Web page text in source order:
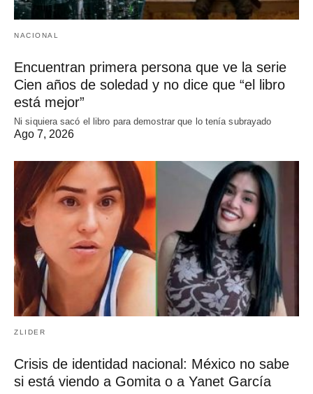
NACIONAL
Encuentran primera persona que ve la serie
Cien años de soledad y no dice que “el libro
está mejor”
Ni siquiera sacó el libro para demostrar que lo tenía subrayado
Ago 7, 2026
ZLIDER
Crisis de identidad nacional: México no sabe
si está viendo a Gomita o a Yanet García